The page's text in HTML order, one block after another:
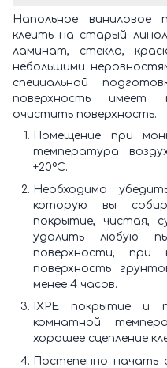
Напольное
клеить на старый
ламинат, стекло,
небольшими
специальной
поверхность имеет
очистить поверхность.
Помещение при
температура
+20ºС.
Необходимо
которую вы
покрытие, чистая,
удалить любую
поверхности, при
поверхность
менее 4 часов.
IXPE покрытие и
комнатной
хорошее сцепление
Постепенно начать